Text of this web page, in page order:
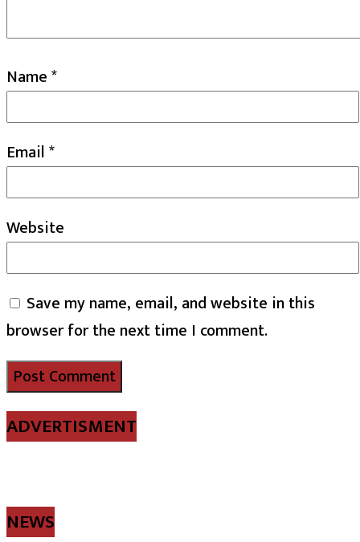
Name*
Email*
Website
Save my name, email, and website in this
browser for the next time I comment.
ADVERTISMENT
NEWS